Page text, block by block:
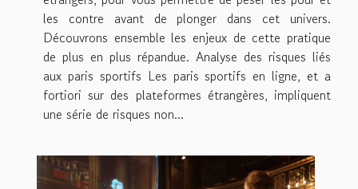
les contre avant de plonger dans cet univers.
Découvrons ensemble les enjeux de cette pratique
de plus en plus répandue. Analyse des risques liés
aux paris sportifs Les paris sportifs en ligne, et a
fortiori sur des plateformes étrangères, impliquent
une série de risques non...